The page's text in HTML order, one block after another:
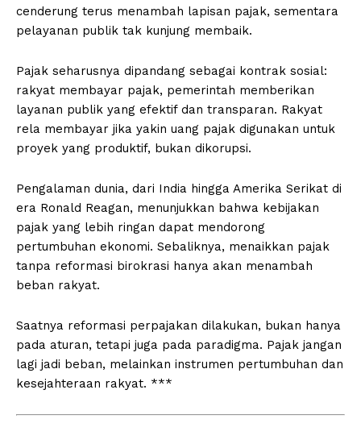
cenderung terus menambah lapisan pajak, sementara
pelayanan publik tak kunjung membaik.
Pajak seharusnya dipandang sebagai kontrak sosial:
rakyat membayar pajak, pemerintah memberikan
layanan publik yang efektif dan transparan. Rakyat
rela membayar jika yakin uang pajak digunakan untuk
proyek yang produktif, bukan dikorupsi.
Pengalaman dunia, dari India hingga Amerika Serikat di
era Ronald Reagan, menunjukkan bahwa kebijakan
pajak yang lebih ringan dapat mendorong
pertumbuhan ekonomi. Sebaliknya, menaikkan pajak
tanpa reformasi birokrasi hanya akan menambah
beban rakyat.
Saatnya reformasi perpajakan dilakukan, bukan hanya
pada aturan, tetapi juga pada paradigma. Pajak jangan
lagi jadi beban, melainkan instrumen pertumbuhan dan
kesejahteraan rakyat. ***